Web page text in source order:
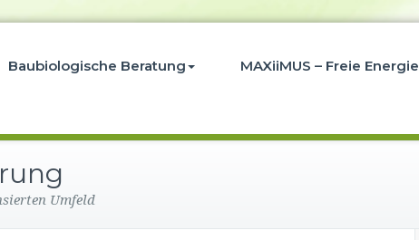
Baubiologische Beratung MAXiiMUS – Freie Energie
Umfeld